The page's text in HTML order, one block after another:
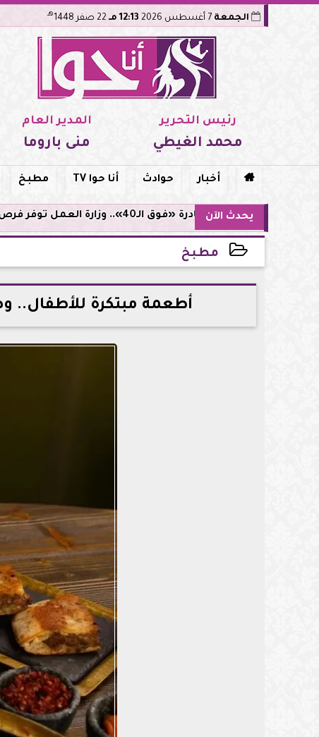
الجمعة 12:13 مـ هـ
رئيس التحرير
محمد الغيطي
المدير العام
منى باروما
 أخبار حوادث أنا حوا TV مطبخ
يحدث الآن
مبادرة «فوق الـ40».. وزارة العمل توفر فرص توظيف لأصحاب الخبرات
مطبخ
2026-05-27 15:11:14
أطعمة مبتكرة للأطفال..